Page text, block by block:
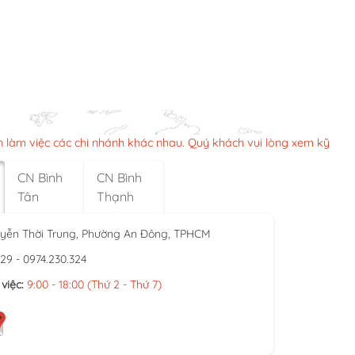
làm việc các chi nhánh khác nhau. Quý khách vui lòng xem kỹ
CN Bình
Tân
CN Bình
Thạnh
Thời Trung, Phường An Đông, TPHCM
- 0974.230.324
9:00 - 18:00 (Thứ 2 - Thứ 7)